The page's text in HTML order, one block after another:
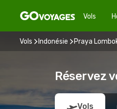
Vols
Vols Indonésie Praya
Réservez
Vols